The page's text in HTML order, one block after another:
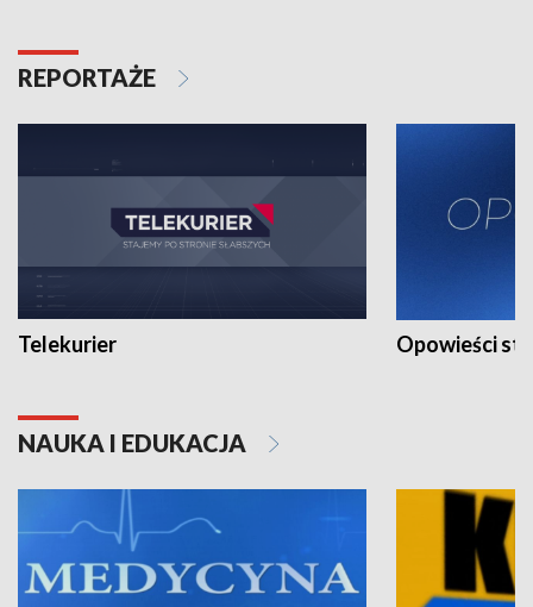
REPORTAŻE
Telekurier Opowieści
NAUKA I EDUKACJA